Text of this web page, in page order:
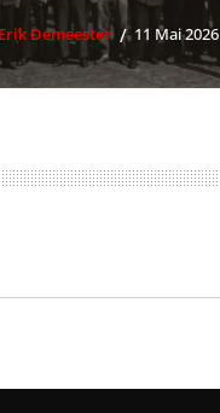
Demeester 11 Mai 2026